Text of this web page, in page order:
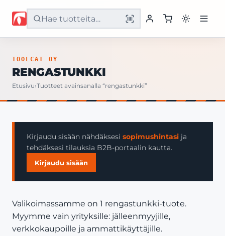
Etusivu
Yritys
Yhteystiedot
TOOLCAT OY
RENGASTUNKKI
Etusivu›Tuotteet avainsanalla “rengastunkki”
Kirjaudu sisään nähdäksesi sopimushintasi ja
tehdäksesi tilauksia B2B-portaalin kautta.
Kirjaudu sisään
Valikoimassamme on 1 rengastunkki-tuote.
Myymme vain yrityksille: jälleenmyyjille,
verkkokaupoille ja ammattikäyttäjille.